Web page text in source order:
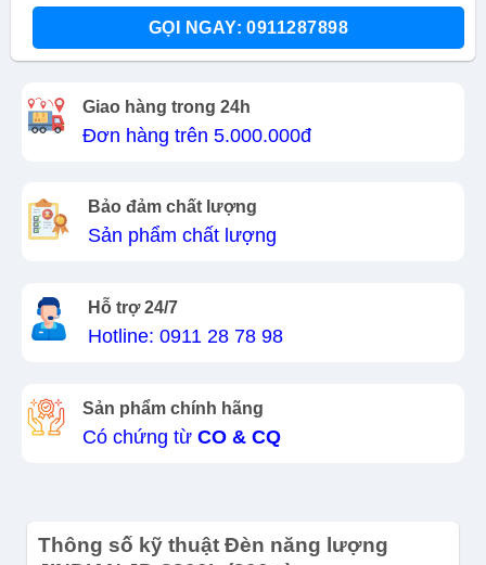
GỌI NGAY: 0911287898
Giao hàng trong 24h
Đơn hàng trên 5.000.000đ
Bảo đảm chất lượng
Sản phẩm chất lượng
Hỗ trợ 24/7
Hotline: 0911 28 78 98
Sản phẩm chính hãng
Có chứng từ CO & CQ
Thông số kỹ thuật Đèn năng lượng